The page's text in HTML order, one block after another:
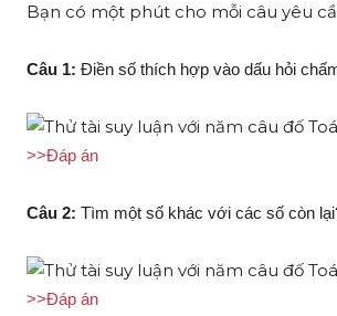
Bạn có một phút cho mỗi câu yêu
Câu 1: Điền số thích hợp vào dấu hỏi
>>Đáp án
Câu 2: Tìm một số khác với các số còn
>>Đáp án